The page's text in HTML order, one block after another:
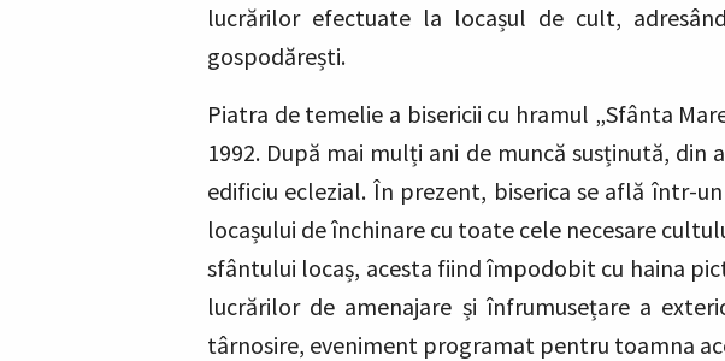
lucrărilor efectuate la locașul de cult,
gospodărești.
Piatra de temelie a bisericii cu hramul „Sfânta
1992. După mai mulți ani de muncă susținută,
edificiu eclezial. În prezent, biserica se află într-
locașului de închinare cu toate cele necesare
sfântului locaș, acesta fiind împodobit cu haina
lucrărilor de amenajare și înfrumusețare a
târnosire, eveniment programat pentru toamna